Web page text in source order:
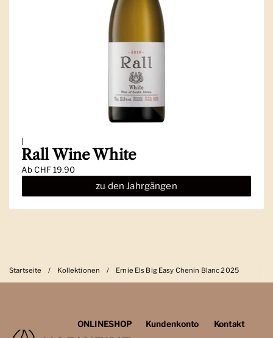
Rall Wine White
AbCHF 19.90
zu den Jahrgängen
Startseite / Kollektionen / Ernie Els Big Easy Chenin Blanc 2025
ONLINESHOP
Kundenkonto
Kontakt